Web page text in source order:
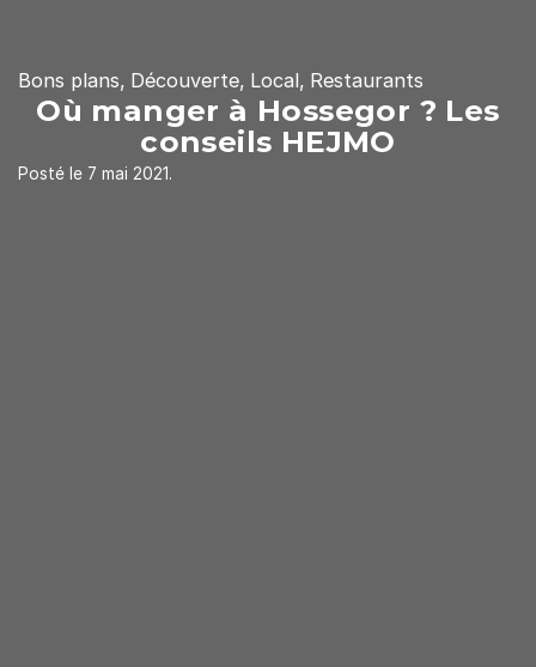
Bons plans Découverte Local Restaurants
Où manger à Hossegor ? Les
conseils HEJMO
Posté le 7 mai 2021.